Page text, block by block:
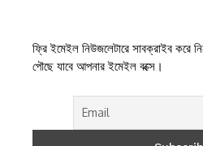
ফ্রি ইমেইল নিউজলেটারে সাবক্রাইব করে
পৌছে যাবে আপনার ইমেইল বক্সে।